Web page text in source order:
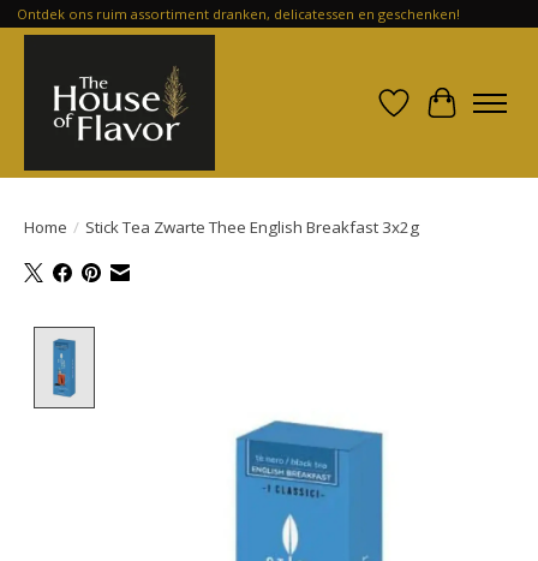
Ontdek ons ruim assortiment dranken, delicatessen en geschenken!
Verlanglijst
Home / Stick Tea Zwarte Thee English Breakfast 3x2g